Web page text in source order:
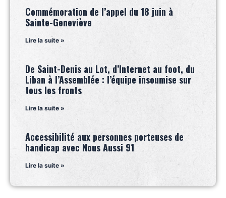
Commémoration de l’appel du 18 juin à
Sainte-Geneviève
Lire la suite »
De Saint-Denis au Lot, d’Internet au foot, du
Liban à l’Assemblée : l’équipe insoumise sur
tous les fronts
Lire la suite »
Accessibilité aux personnes porteuses de
handicap avec Nous Aussi 91
Lire la suite »